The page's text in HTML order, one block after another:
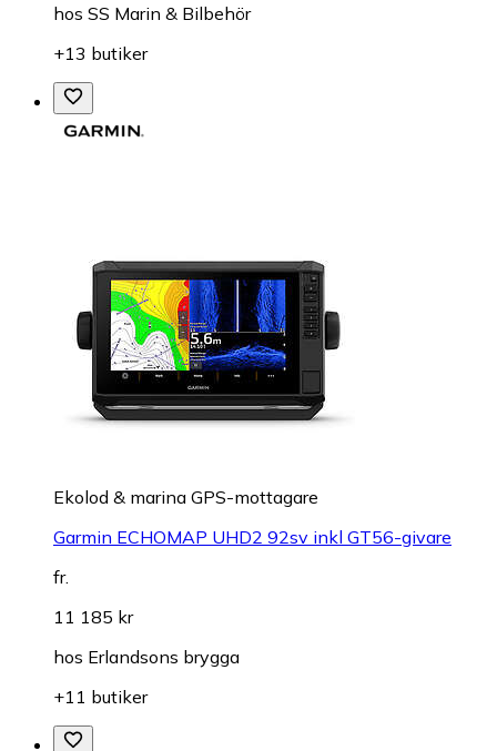
hos SS Marin & Bilbehör
+13 butiker
Ekolod & marina GPS-mottagare
Garmin ECHOMAP UHD2 92sv inkl GT56-givare
fr.
11 185 kr
hos Erlandsons brygga
+11 butiker